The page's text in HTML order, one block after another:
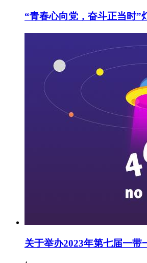
“青春心向党，奋斗正当时”
关于举办2023年第七届一